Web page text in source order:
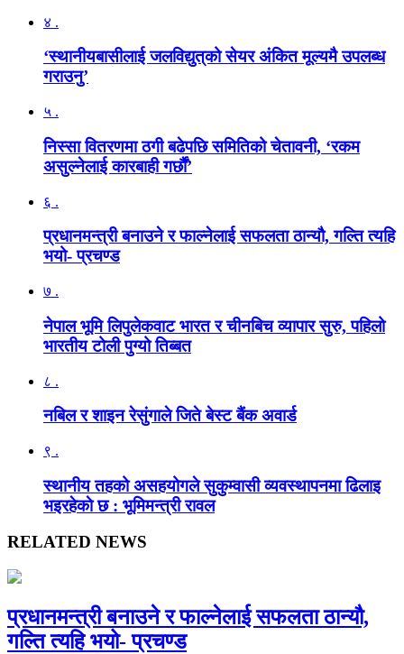
४ .
‘स्थानीयबासीलाई जलविद्युत्‌को सेयर अंकित मूल्यमै उपलब्ध
गराउनु’
५ .
निस्सा वितरणमा ठगी बढेपछि समितिको चेतावनी, ‘रकम
असुल्नेलाई कारबाही गर्छाैं’
६ .
प्रधानमन्त्री बनाउने र फाल्नेलाई सफलता ठान्यौ, गल्ति त्यहि
भयो- प्रचण्ड
७ .
नेपाल भूमि लिपुलेकवाट भारत र चीनबिच व्यापार सुरु, पहिलो
भारतीय टोली पुग्यो तिब्बत
८ .
नबिल र शाइन रेसुंगाले जिते बेस्ट बैंक अवार्ड
९ .
स्थानीय तहको असहयोगले सुकुम्वासी व्यवस्थापनमा ढिलाइ
भइरहेकाे छ : भूमिमन्त्री रावल
RELATED NEWS
प्रधानमन्त्री बनाउने र फाल्नेलाई सफलता ठान्यौ,
गल्ति त्यहि भयो- प्रचण्ड